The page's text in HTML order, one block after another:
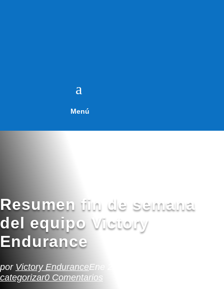
a
Menú
Resumen fin de semana
del equipo Victory
Endurance
por Victory EnduranceEne 22, 2018
categorizar0 Comentarios